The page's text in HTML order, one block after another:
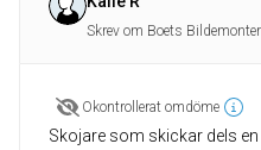
Skrev om Boets
Okontrollerat omdöme
Skojare som skickar dels